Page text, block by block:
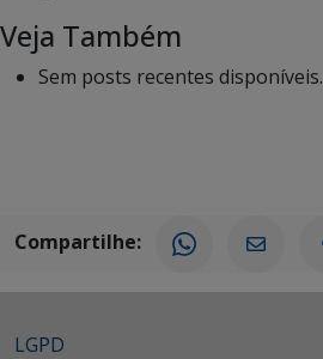
Veja Também
Sem posts recentes disponíveis.
Compartilhe:
LGPD